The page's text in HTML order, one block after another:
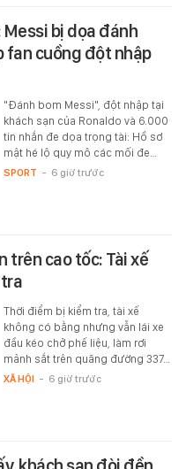
Messi bị dọa đánh
fan cuồng đột nhập
"Đánh bom Messi", đột nhập tại
khách sạn của Ronaldo và 6.000
tin nhắn đe dọa trọng tài: Hồ sơ
mật hé lộ quy mô các mối đe…
SPORT - 6 giờ trước
trên cao tốc: Tài xế
Thời điểm bị kiểm tra, tài xế
không có bằng nhưng vẫn lái xe
đầu kéo chở phế liệu, làm rơi
mảnh sắt trên quãng đường 337…
XÃ HỘI - 6 giờ trước